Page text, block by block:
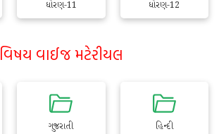
ધોરણ-11 ધોરણ-12
વિષય વાઈજ મટેરીયલ
ગુજરાતી હિન્દી